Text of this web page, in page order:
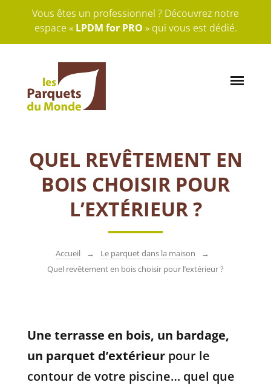
Vous êtes un professionnel ? Découvrez notre
espace « LPDM for PRO » qui vous est dédié.
QUEL REVÊTEMENT EN
BOIS CHOISIR POUR
L’EXTÉRIEUR ?
Accueil
Le parquet dans la maison
Quel revêtement en bois choisir pour l’extérieur ?
Une terrasse en bois, un bardage,
un parquet d’extérieur pour le
contour de votre piscine… quel que